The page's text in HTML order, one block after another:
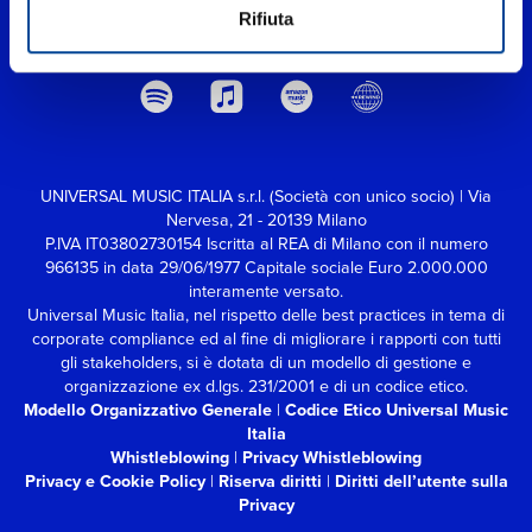
Rifiuta
UNIVERSAL MUSIC ITALIA s.r.l. (Società con unico socio) | Via
Nervesa, 21 - 20139 Milano
P.IVA IT03802730154 Iscritta al REA di Milano con il numero
966135 in data 29/06/1977Capitale sociale Euro 2.000.000
interamente versato.
Universal Music Italia, nel rispetto delle best practices in tema di
corporate compliance ed al fine di migliorare i rapporti con tutti
gli stakeholders,si è dotata di un modello di gestione e
organizzazione ex d.lgs. 231/2001 e di un codice etico.
Modello Organizzativo Generale | Codice Etico Universal Music
Italia
Whistleblowing | Privacy Whistleblowing
Privacy e Cookie Policy| Riserva diritti | Diritti dell’utente sulla
Privacy